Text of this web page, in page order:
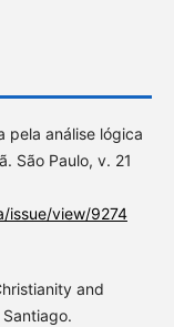
pela análise lógica
São Paulo, v. 21
issue/view/9274
and